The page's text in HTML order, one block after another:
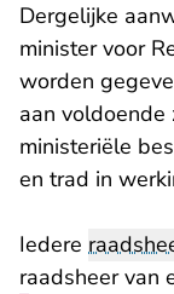
Dergelijke
minister voor
worden
aan
ministeriële
en trad in
Iedere
raadsheer van